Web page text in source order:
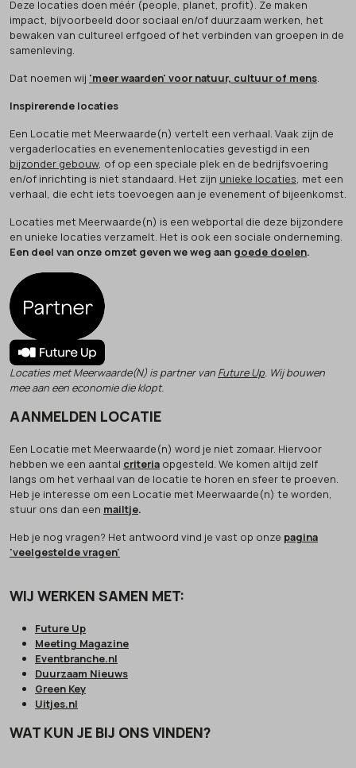
Deze locaties doen méér (people, planet, profit). Ze maken
impact, bijvoorbeeld door sociaal en/of duurzaam werken, het
bewaken van cultureel erfgoed of het verbinden van groepen in de
samenleving.
Dat noemen wij 'meer waarden' voor natuur, cultuur of mens.
Inspirerende locaties
Een Locatie met Meerwaarde(n) vertelt een verhaal. Vaak zijn de
vergaderlocaties en evenementenlocaties gevestigd in een
bijzonder gebouw, of op een speciale plek en de bedrijfsvoering
en/of inrichting is niet standaard. Het zijn unieke locaties, met een
verhaal, die echt iets toevoegen aan je evenement of bijeenkomst.
Locaties met Meerwaarde(n) is een webportal die deze bijzondere
en unieke locaties verzamelt. Het is ook een sociale onderneming.
Een deel van onze omzet geven we weg aan goede doelen.
Locaties met Meerwaarde(N) is partner van Future Up. Wij bouwen
mee aan een economie die klopt.
AANMELDEN LOCATIE
Een Locatie met Meerwaarde(n) word je niet zomaar. Hiervoor
hebben we een aantal criteria opgesteld. We komen altijd zelf
langs om het verhaal van de locatie te horen en sfeer te proeven.
Heb je interesse om een Locatie met Meerwaarde(n) te worden,
stuur ons dan een mailtje.
Heb je nog vragen? Het antwoord vind je vast op onze pagina
'veelgestelde vragen'
WIJ WERKEN SAMEN MET:
Future Up
Meeting Magazine
Eventbranche.nl
Duurzaam Nieuws
Green Key
Uitjes.nl
WAT KUN JE BIJ ONS VINDEN?